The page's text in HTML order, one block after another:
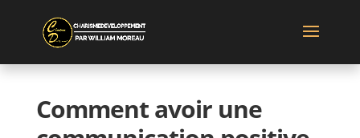
Comment avoir une